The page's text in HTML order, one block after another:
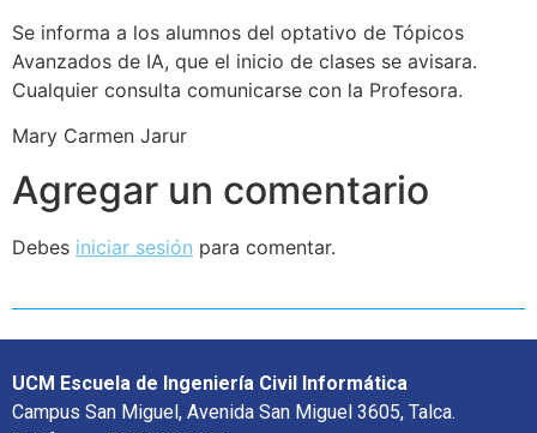
Se informa a los alumnos del optativo de Tópicos
Avanzados de IA, que el inicio de clases se avisara.
Cualquier consulta comunicarse con la Profesora.
Mary Carmen Jarur
Agregar un comentario
Debes iniciar sesión para comentar.
UCM Escuela de Ingeniería Civil Informática
Campus San Miguel, Avenida San Miguel 3605, Talca.